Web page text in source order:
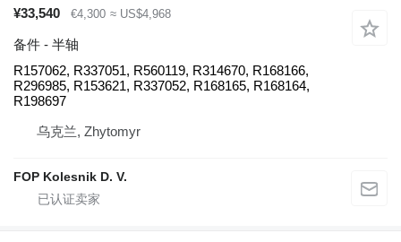
¥33,540 €4,300 ≈ US$4,968
备件 - 半轴
R157062, R337051, R560119, R314670, R168166,
R296985, R153621, R337052, R168165, R168164,
R198697
乌克兰, Zhytomyr
FOP Kolesnik D. V.